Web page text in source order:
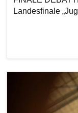
Landesfinale